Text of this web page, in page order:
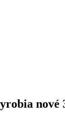
nové